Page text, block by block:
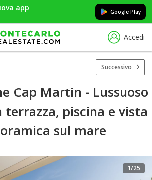
app! Google Play
Accedi
Successivo
Cap Martin - Lussuoso
terrazza, piscina e vista
sul mare
1/25